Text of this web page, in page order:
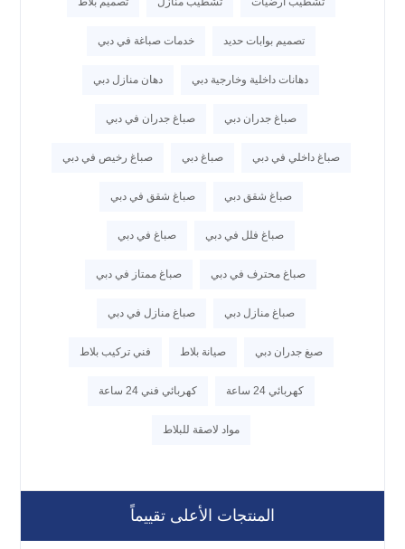
تصميم بوابات حديد خدمات صباغة في دبي
دهانات داخلية وخارجية دبي دهان منازل دبي
صباغ جدران دبي صباغ جدران في دبي
صباغ داخلي في دبي صباغ دبي صباغ رخيص في دبي
صباغ شقق دبي صباغ شقق في دبي
صباغ فلل في دبي صباغ في دبي
صباغ محترف في دبي صباغ ممتاز في دبي
صباغ منازل دبي صباغ منازل في دبي
صبغ جدران دبي صيانة بلاط فني تركيب بلاط
كهربائي 24 ساعة كهربائي فني 24 ساعة
مواد لاصقة للبلاط
المنتجات الأعلى تقييماً